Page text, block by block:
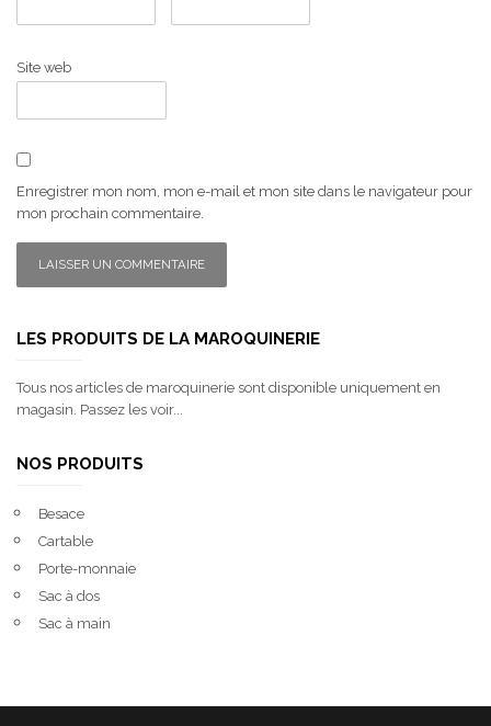
Site web
Enregistrer mon nom, mon e-mail et mon site dans le navigateur pour
mon prochain commentaire.
LES PRODUITS DE LA MAROQUINERIE
Tous nos articles de maroquinerie sont disponible uniquement en
magasin. Passez les voir...
NOS PRODUITS
Besace
Cartable
Porte-monnaie
Sac à dos
Sac à main